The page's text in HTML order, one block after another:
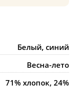
Белый, синий
Весна-лето
71% хлопок, 24%